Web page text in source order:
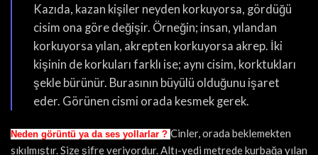
Kazıda, kazan kişiler neyden korkuyorsa, gördüğü
cisim ona göre değişir. Örneğin; insan, yılandan
korkuyorsa yılan, akrepten korkuyorsa akrep. İki
kişinin de korkuları farklı ise; aynı cisim, korktukları
şekle bürünür. Burasının büyülü olduğunu işaret
eder. Görünen cismi orada kesmek gerek.
Neden görüntü ya da ses yollarlar ? Cinler, orada beklemekten
sıkılmıştır. Size şifre veriyordur. Altı-yedi metrede kurbağa yılan